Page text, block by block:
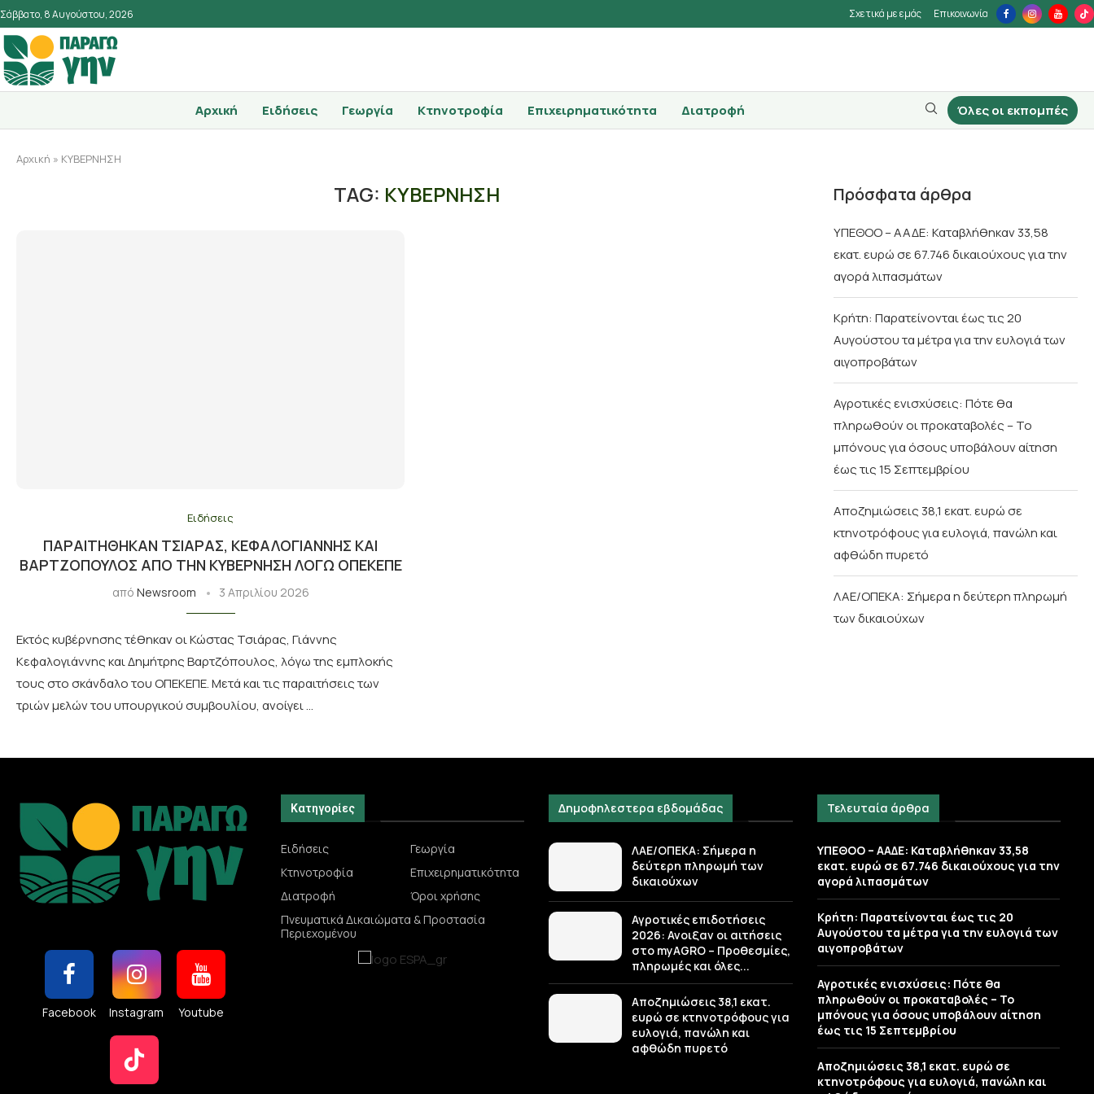
Σάββατο, 8 Αυγούστου, 2026 Σχετικά με εμάς Επικοινωνία
Αρχική Ειδήσεις Γεωργία Κτηνοτροφία Επιχειρηματικότητα Διατροφή Όλες οι εκπομπές
Αρχική » ΚΥΒΕΡΝΗΣΗ
TAG: ΚΥΒΕΡΝΗΣΗ
Ειδήσεις
ΠΑΡΑΙΤΉΘΗΚΑΝ ΤΣΙΆΡΑΣ, ΚΕΦΑΛΟΓΙΆΝΝΗΣ ΚΑΙ
ΒΑΡΤΖΌΠΟΥΛΟΣ ΑΠΌ ΤΗΝ ΚΥΒΈΡΝΗΣΗ ΛΌΓΩ ΟΠΕΚΕΠΕ
από Newsroom 3 Απριλίου 2026
Εκτός κυβέρνησης τέθηκαν οι Κώστας Τσιάρας, Γιάννης
Κεφαλογιάννης και Δημήτρης Βαρτζόπουλος, λόγω της εμπλοκής
τους στο σκάνδαλο του ΟΠΕΚΕΠΕ. Μετά και τις παραιτήσεις των
τριών μελών του υπουργικού συμβουλίου, ανοίγει …
Πρόσφατα άρθρα
ΥΠΕΘΟΟ – ΑΑΔΕ: Καταβλήθηκαν 33,58
εκατ. ευρώ σε 67.746 δικαιούχους για την
αγορά λιπασμάτων
Κρήτη: Παρατείνονται έως τις 20
Αυγούστου τα μέτρα για την ευλογιά των
αιγοπροβάτων
Αγροτικές ενισχύσεις: Πότε θα
πληρωθούν οι προκαταβολές – Το
μπόνους για όσους υποβάλουν αίτηση
έως τις 15 Σεπτεμβρίου
Αποζημιώσεις 38,1 εκατ. ευρώ σε
κτηνοτρόφους για ευλογιά, πανώλη και
αφθώδη πυρετό
ΛΑΕ/ΟΠΕΚΑ: Σήμερα η δεύτερη πληρωμή
των δικαιούχων
Facebook Instagram Youtube
Κατηγορίες
Ειδήσεις
Γεωργία
Κτηνοτροφία
Επιχειρηματικότητα
Διατροφή
Όροι χρήσης
Πνευματικά Δικαιώματα & Προστασία
Περιεχομένου
Δημοφηλεστερα εβδομάδας
ΛΑΕ/ΟΠΕΚΑ: Σήμερα η
δεύτερη πληρωμή των
δικαιούχων
Αγροτικές επιδοτήσεις
2026: Ανοιξαν οι αιτήσεις
στο myAGRO – Προθεσμίες,
πληρωμές και όλες...
Αποζημιώσεις 38,1 εκατ.
ευρώ σε κτηνοτρόφους για
ευλογιά, πανώλη και
αφθώδη πυρετό
Τελευταία άρθρα
ΥΠΕΘΟΟ – ΑΑΔΕ: Καταβλήθηκαν 33,58
εκατ. ευρώ σε 67.746 δικαιούχους για την
αγορά λιπασμάτων
Κρήτη: Παρατείνονται έως τις 20
Αυγούστου τα μέτρα για την ευλογιά των
αιγοπροβάτων
Αγροτικές ενισχύσεις: Πότε θα
πληρωθούν οι προκαταβολές – Το
μπόνους για όσους υποβάλουν αίτηση
έως τις 15 Σεπτεμβρίου
Αποζημιώσεις 38,1 εκατ. ευρώ σε
κτηνοτρόφους για ευλογιά, πανώλη και